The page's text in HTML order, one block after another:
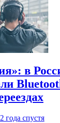
в
2 года спустя